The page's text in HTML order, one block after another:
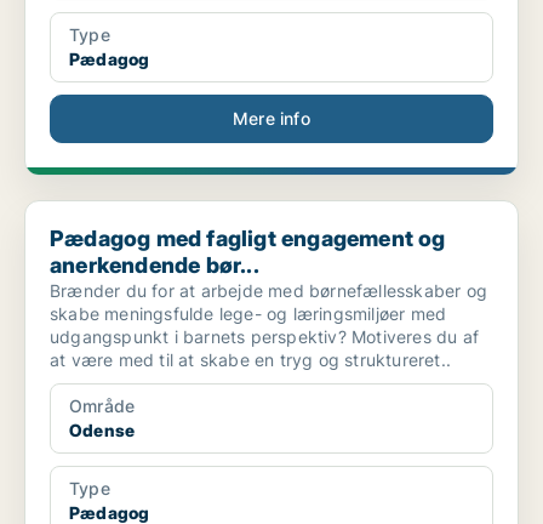
Type
Pædagog
Mere info
Pædagog med fagligt engagement og anerkendende bør...
Pædagog med fagligt engagement og
anerkendende bør...
Brænder du for at arbejde med børnefællesskaber og
skabe meningsfulde lege- og læringsmiljøer med
udgangspunkt i barnets perspektiv? Motiveres du af
at være med til at skabe en tryg og struktureret..
Område
Odense
Type
Pædagog